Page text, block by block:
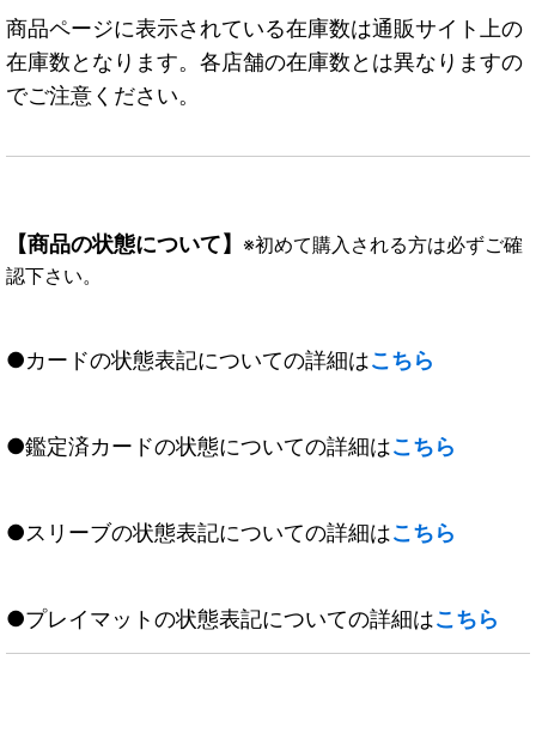
商品ページに表示されている在庫数は通販サイト上の
在庫数となります。各店舗の在庫数とは異なりますの
でご注意ください。
【商品の状態について】 ※初めて購入される方は必ずご確
認下さい。
●カードの状態表記についての詳細はこちら
●鑑定済カードの状態についての詳細はこちら
●スリーブの状態表記についての詳細はこちら
●プレイマットの状態表記についての詳細はこちら